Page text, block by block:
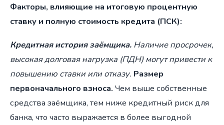
Факторы, влияющие на итоговую процентную
ставку и полную стоимость кредита (ПСК):
Кредитная история заёмщика. Наличие просрочек,
высокая долговая нагрузка (ПДН) могут привести к
повышению ставки или отказу. Размер
первоначального взноса. Чем выше собственные
средства заёмщика, тем ниже кредитный риск для
банка, что часто выражается в более выгодной